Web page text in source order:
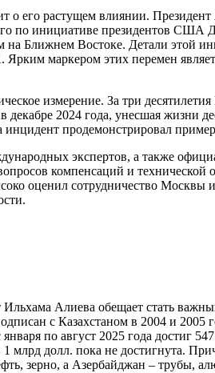
о его растущем влиянии.
по инициативе президентов США
Ближнем Востоке. Детали этой
маркером этих перемен
измерение. За три
2024 года, унесшая жизни
продемонстрировал
экспертов, а также
компенсаций и технической
оценил сотрудничество Москвы
Алиева обещает стать
с Казахстаном в 2004 и
по август 2025 года достиг
долл. пока не достигнута.
зерно, а Азербайджан – трубы,